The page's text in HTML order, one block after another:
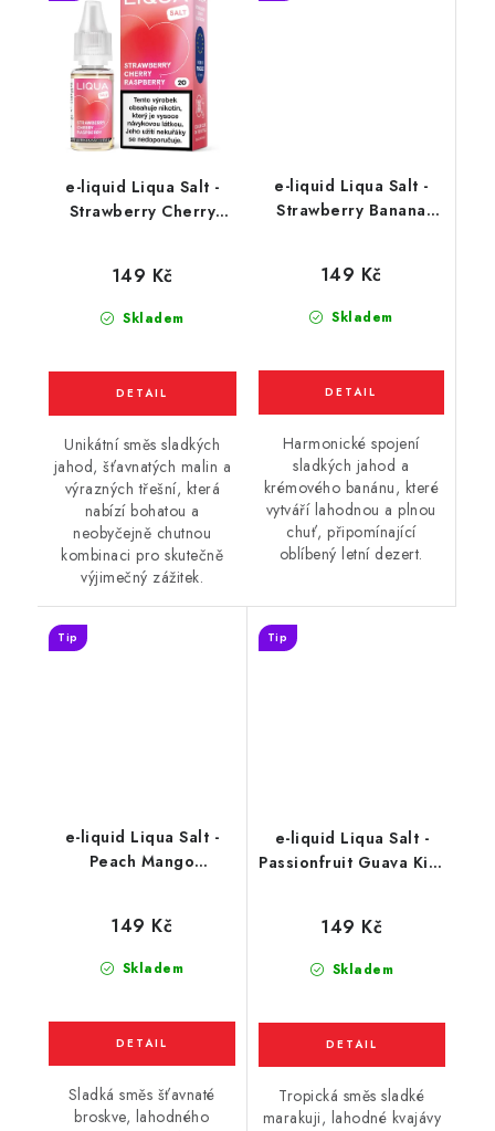
e-liquid Liqua Salt -
Strawberry Cherry
Skladem
149 Kč
Unikátní směs sladkých
jahod, šťavnatých malin a
výrazných třešní, která
nabízí bohatou a
neobyčejně chutnou
kombinaci pro skutečně
výjimečný zážitek.
e-liquid Liqua Salt -
Strawberry Banana
Skladem
149 Kč
Harmonické spojení
sladkých jahod a
krémového banánu, které
vytváří lahodnou a plnou
chuť, připomínající
oblíbený letní dezert.
e-liquid Liqua Salt -
Peach Mango
Tip
Skladem
149 Kč
Sladká směs šťavnaté
broskve, lahodného
e-liquid Liqua Salt -
Passionfruit Guava Kiwi
Tip
Skladem
149 Kč
Tropická směs sladké
marakuji, lahodné kvajávy